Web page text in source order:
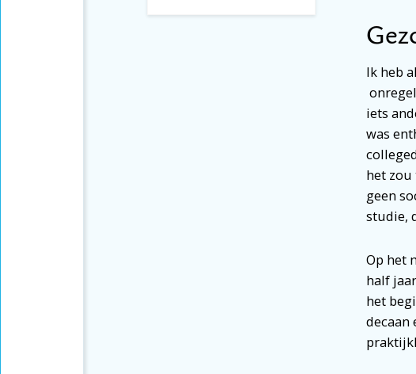
Ik heb
iets
was
het
geen
studie,
Op het
half
het
decaan